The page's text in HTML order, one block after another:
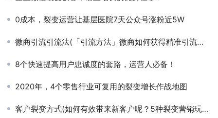
0成本，裂变运营让基层医院7天公众号涨粉近5W
微商引流引流法(「引流方法」微商如何获得精准引流的八大方法)
8个快速提高用户忠诚度的套路，运营人必备！
2020年，4个零售行业可复用的裂变增长作战地图
客户裂变方式(如何有效带来新客户呢？5种裂变营销玩法帮你实现低成本获新客)